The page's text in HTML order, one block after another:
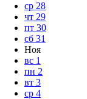
ср 28
чт 29
пт 30
сб 31
Ноя
вс 1
пн 2
вт 3
ср 4